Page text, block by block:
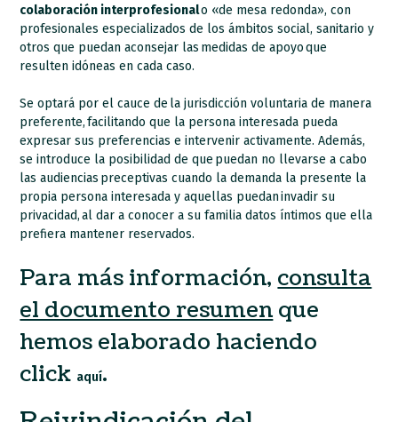
colaboración interprofesionalo «de mesa redonda», con
profesionales especializados de los ámbitos social, sanitario y
otros que puedan aconsejar las medidas de apoyo que
resulten idóneas en cada caso.
Se optará por el cauce de la jurisdicción voluntaria de manera
preferente, facilitando que la persona interesada pueda
expresar sus preferencias e intervenir activamente. Además,
se introduce la posibilidad de que puedan no llevarse a cabo
las audiencias preceptivas cuando la demanda la presente la
propia persona interesada y aquellas puedan invadir su
privacidad, al dar a conocer a su familia datos íntimos que ella
prefiera mantener reservados.
Para más información, consulta
el documento resumenque
hemos elaborado haciendo
click aquí.